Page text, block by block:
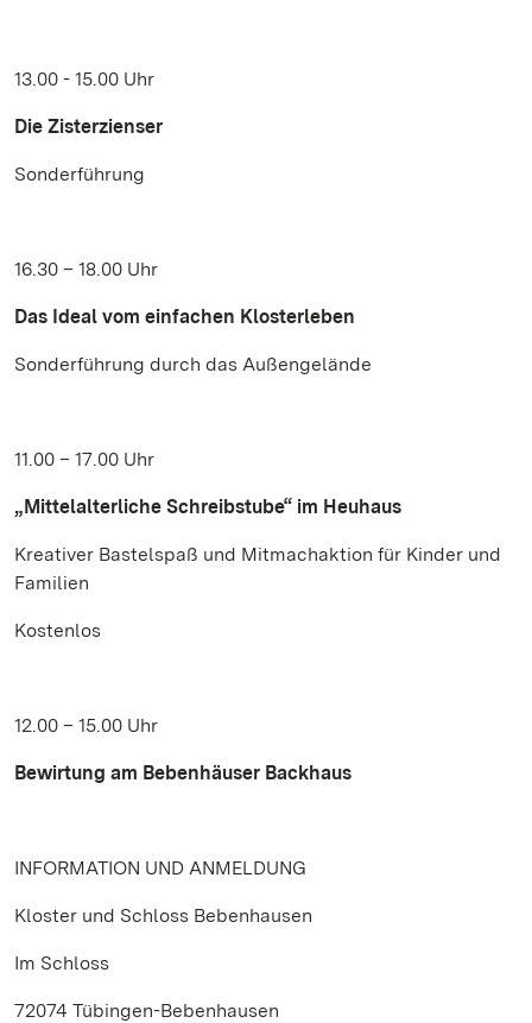
13.00 - 15.00 Uhr
Die Zisterzienser
Sonderführung
16.30 – 18.00 Uhr
Das Ideal vom einfachen Klosterleben
Sonderführung durch das Außengelände
11.00 – 17.00 Uhr
„Mittelalterliche Schreibstube“ im Heuhaus
Kreativer Bastelspaß und Mitmachaktion für Kinder und
Familien
Kostenlos
12.00 – 15.00 Uhr
Bewirtung am Bebenhäuser Backhaus
INFORMATION UND ANMELDUNG
Kloster und Schloss Bebenhausen
Im Schloss
72074 Tübingen-Bebenhausen